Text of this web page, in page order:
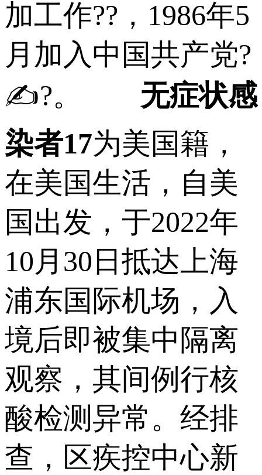
加工作??，1986年5
月加入中国共产党?
✍?。 无症状感
染者17为美国籍，
在美国生活，自美
国出发，于2022年
10月30日抵达上海
浦东国际机场，入
境后即被集中隔离
观察，其间例行核
酸检测异常。经排
查，区疾控中心新